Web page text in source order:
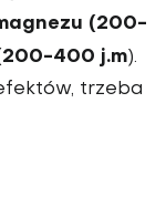
(200-
400 j.m).
trzeba